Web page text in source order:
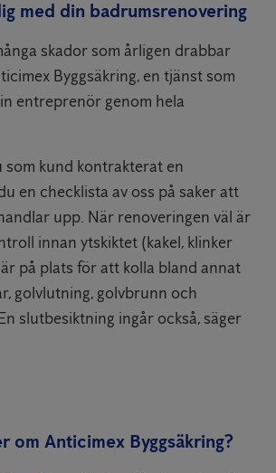
med din badrumsrenovering
skador som årligen drabbar
Byggsäkring, en tjänst som
entreprenör genom hela
som kund kontrakterat en
en checklista av oss på saker att
upp. När renoveringen väl är
innan ytskiktet (kakel, klinker
på plats för att kolla bland annat
golvlutning, golvbrunn och
slutbesiktning ingår också, säger
om Anticimex Byggsäkring?